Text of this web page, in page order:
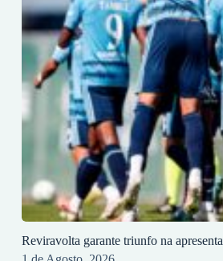
Reviravolta garante triunfo na